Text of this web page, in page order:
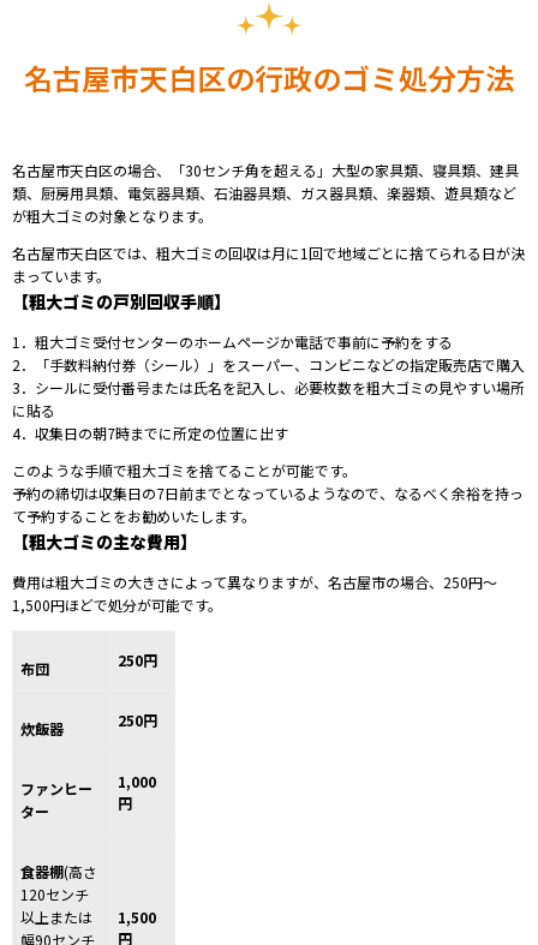
名古屋市天白区の行政のゴミ処分方法
名古屋市天白区の場合、「30センチ角を超える」大型の家具類、寝具類、建具
類、厨房用具類、電気器具類、石油器具類、ガス器具類、楽器類、遊具類など
が粗大ゴミの対象となります。
名古屋市天白区では、粗大ゴミの回収は月に1回で地域ごとに捨てられる日が決
まっています。
【粗大ゴミの戸別回収手順】
1．粗大ゴミ受付センターのホームページか電話で事前に予約をする
2．「手数料納付券（シール）」をスーパー、コンビニなどの指定販売店で購入
3．シールに受付番号または氏名を記入し、必要枚数を粗大ゴミの見やすい場所
に貼る
4．収集日の朝7時までに所定の位置に出す
このような手順で粗大ゴミを捨てることが可能です。
予約の締切は収集日の7日前までとなっているようなので、なるべく余裕を持っ
て予約することをお勧めいたします。
【粗大ゴミの主な費用】
費用は粗大ゴミの大きさによって異なりますが、名古屋市の場合、250円～
1,500円ほどで処分が可能です。
布団 250円
炊飯器 250円
ファンヒー
ター
1,000
円
食器棚(高さ
120センチ
以上または
幅90センチ
1,500
円